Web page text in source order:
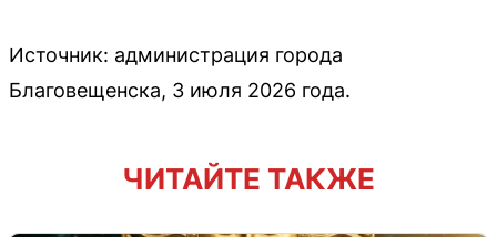
Источник: администрация города
Благовещенска, 3 июля 2026 года.
ЧИТАЙТЕ ТАКЖЕ